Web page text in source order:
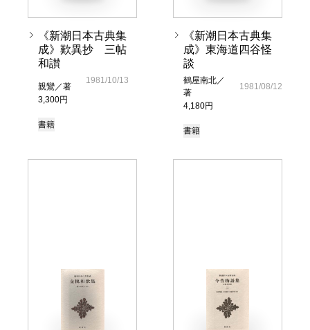
《新潮日本古典集
成》歎異抄 三帖
和讃
親鸞／著
3,300円
1981/10/13
書籍
《新潮日本古典集
成》東海道四谷怪
談
鶴屋南北／
著
4,180円
1981/08/12
書籍